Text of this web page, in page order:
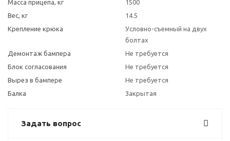
Масса прицепа, кг
1500
Вес, кг
14.5
Крепление крюка
Условно-съемный на двух
болтах
Демонтаж бампера
Не требуется
Блок согласования
Не требуется
Вырез в бампере
Не требуется
Балка
Закрытая
Задать вопрос